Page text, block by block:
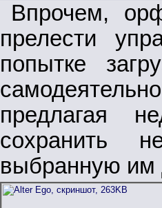
Впрочем,
прелести
попытке
предлагая
сохранить
выбранную им